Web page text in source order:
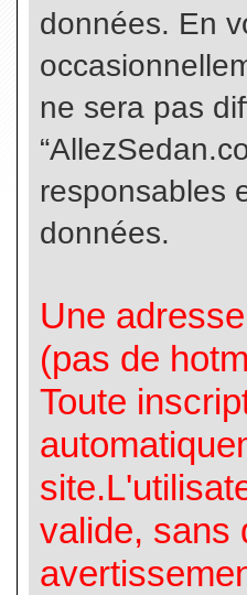
données. En
ne sera pas
responsables
données.
Une
(pas de
Toute
valide, sans